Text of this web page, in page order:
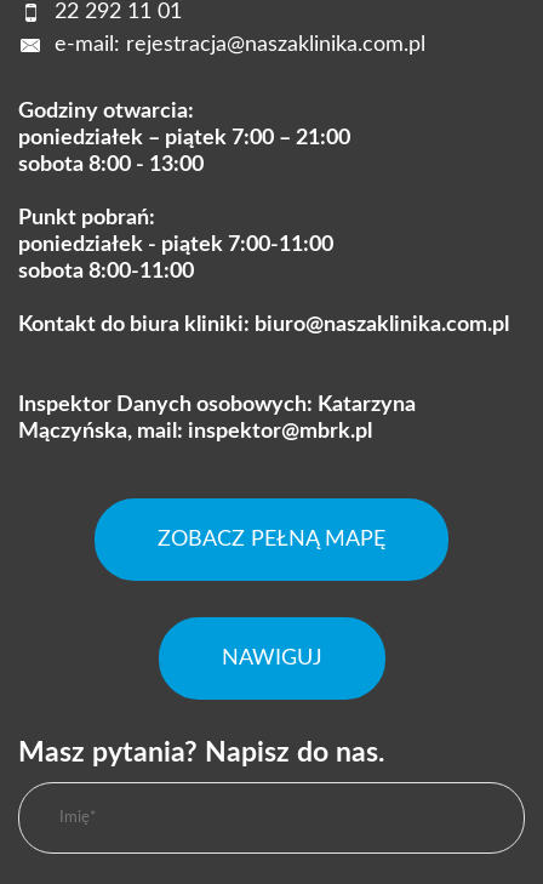
22 292 11 01
e-mail: rejestracja@naszaklinika.com.pl
Godziny otwarcia:
poniedziałek – piątek 7:00 – 21:00
sobota 8:00 - 13:00
Punkt pobrań:
poniedziałek - piątek 7:00-11:00
sobota 8:00-11:00
Kontakt do biura kliniki: biuro@naszaklinika.com.pl
Inspektor Danych osobowych: Katarzyna
Mączyńska, mail: inspektor@mbrk.pl
ZOBACZ PEŁNĄ MAPĘ
NAWIGUJ
Masz pytania? Napisz do nas.